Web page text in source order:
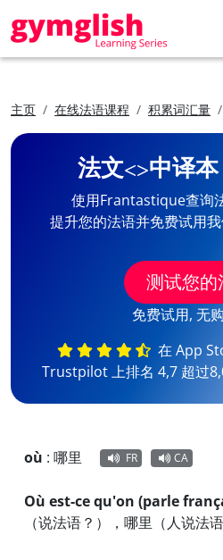
主页 在线法语课程 积累词汇量
法文<>中译本
使用Frantastique查询
提升您的法语并免费试用
测试您的
免费试用, 无
在 App
Trustpilot 上排名 4,7 超过
où : 哪里 FR CA
Où est-ce qu'on (parle
（说法语？），哪里（人说法语